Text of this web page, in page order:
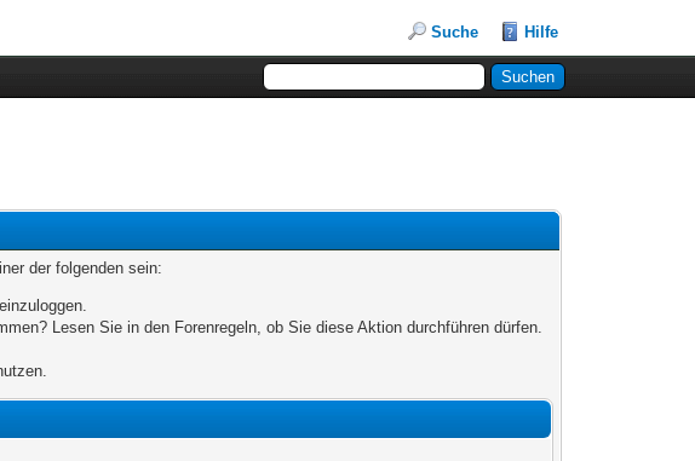
Suche Hilfe
der folgenden sein:
Lesen Sie in den Forenregeln, ob Sie diese Aktion durchführen dürfen.